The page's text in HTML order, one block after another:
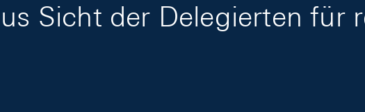
Sicht der Delegierten für